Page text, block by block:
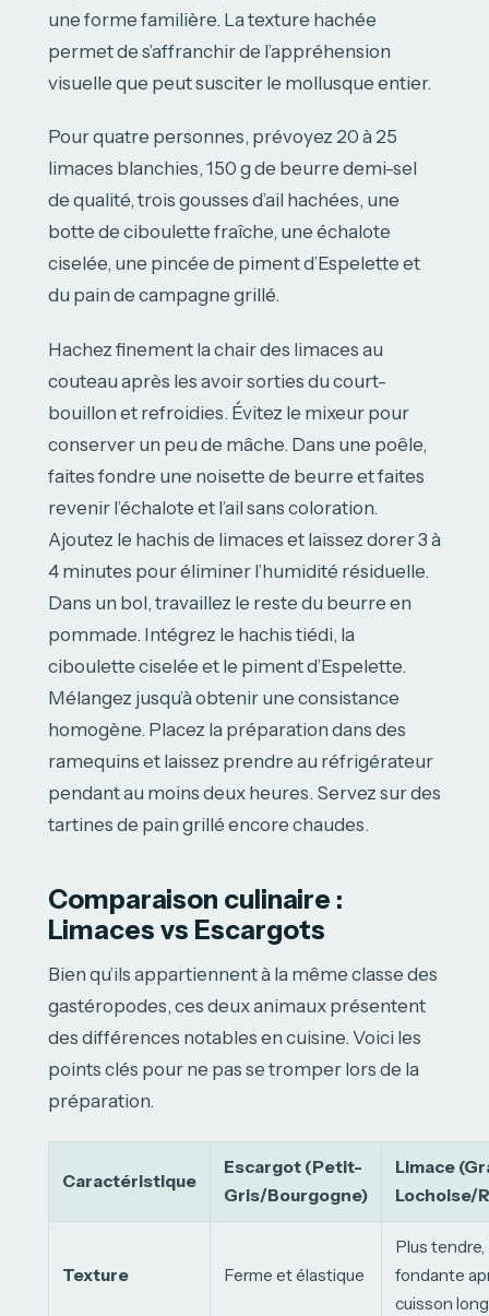
une forme familière. La texture hachée
permet de s’affranchir de l’appréhension
visuelle que peut susciter le mollusque entier.
Pour quatre personnes, prévoyez 20 à 25
limaces blanchies, 150 g de beurre demi-sel
de qualité, trois gousses d’ail hachées, une
botte de ciboulette fraîche, une échalote
ciselée, une pincée de piment d’Espelette et
du pain de campagne grillé.
Hachez finement la chair des limaces au
couteau après les avoir sorties du court-
bouillon et refroidies. Évitez le mixeur pour
conserver un peu de mâche. Dans une poêle,
faites fondre une noisette de beurre et faites
revenir l’échalote et l’ail sans coloration.
Ajoutez le hachis de limaces et laissez dorer 3 à
4 minutes pour éliminer l’humidité résiduelle.
Dans un bol, travaillez le reste du beurre en
pommade. Intégrez le hachis tiédi, la
ciboulette ciselée et le piment d’Espelette.
Mélangez jusqu’à obtenir une consistance
homogène. Placez la préparation dans des
ramequins et laissez prendre au réfrigérateur
pendant au moins deux heures. Servez sur des
tartines de pain grillé encore chaudes.
Comparaison culinaire :
Limaces vs Escargots
Bien qu’ils appartiennent à la même classe des
gastéropodes, ces deux animaux présentent
des différences notables en cuisine. Voici les
points clés pour ne pas se tromper lors de la
préparation.
Caractéristique
Escargot (Petit-
Gris/Bourgogne)
Limace
Lochoise/
Texture Ferme et élastique
Plus tendre,
fondante
cuisson